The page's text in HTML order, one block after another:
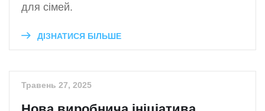
для сімей.
ДІЗНАТИСЯ БІЛЬШЕ
Травень 27, 2025